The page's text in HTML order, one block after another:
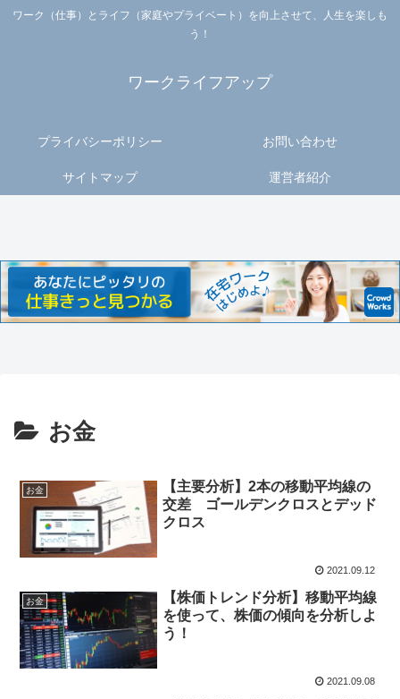
ワーク（仕事）とライフ（家庭やプライベート）を向上させて、人生を楽しも
う！
ワークライフアップ
プライバシーポリシー お問い合わせ
サイトマップ 運営者紹介
お金
お金
【主要分析】2本の移動平均線の
交差 ゴールデンクロスとデッド
クロス
2021.09.12
お金
【株価トレンド分析】移動平均線
を使って、株価の傾向を分析しよ
う！
2021.09.08